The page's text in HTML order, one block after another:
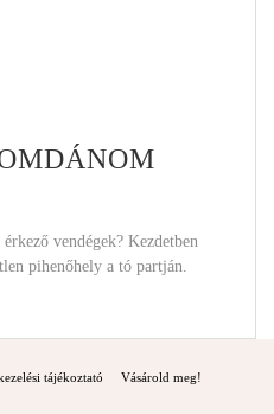
vendégek? Kezdetben
pihenőhely a tó partján.
tájékoztató Vásárold meg!